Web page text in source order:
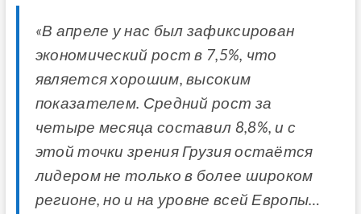
«В апреле у нас был зафиксирован
экономический рост в 7,5%, что
является хорошим, высоким
показателем. Средний рост за
четыре месяца составил 8,8%, и с
этой точки зрения Грузия остаётся
лидером не только в более широком
регионе, но и на уровне всей Европы…